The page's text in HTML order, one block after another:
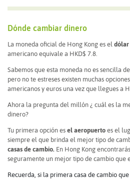
Dónde cambiar dinero
La moneda oficial de Hong Kong es el dólar
americano equivale a HKD$ 7.8.
Sabemos que esta moneda no es sencilla
pero no te estreses existen muchas
americanos y euros una vez que llegues a
Ahora la pregunta del millón ¿ cuál es la
dinero?
Tu primera opción es el aeropuerto es el
siempre el que brinda el mejor tipo de
casas de cambio. En Hong Kong
seguramente un mejor tipo de cambio que
Recuerda, si la primera casa de cambio